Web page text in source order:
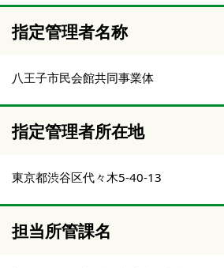
指定管理者名称
八王子市民会館共同事業体
指定管理者所在地
東京都渋谷区代々木5-40-13
担当所管課名